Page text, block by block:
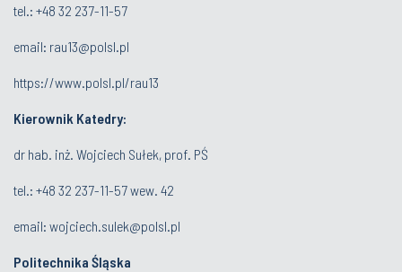
tel.: +48 32 237-11-57
email: rau13@polsl.pl
https://www.polsl.pl/rau13
Kierownik Katedry:
dr hab. inż. Wojciech Sułek, prof. PŚ
tel.: +48 32 237-11-57 wew. 42
email: wojciech.sulek@polsl.pl
Politechnika Śląska